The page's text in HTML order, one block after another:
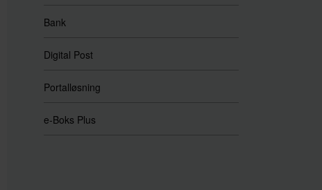
Bank
Digital Post
Portalløsning
e-Boks Plus